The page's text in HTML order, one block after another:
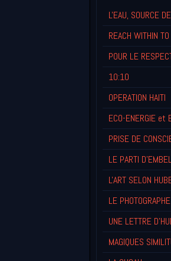
L'EAU, SOURCE
REACH WITHIN
POUR LE
10:10
OPERATION HAITI
ECO-ENERGIE et
PRISE DE
LE PARTI
L'ART SELON
LE
UNE LETTRE
MAGIQUES